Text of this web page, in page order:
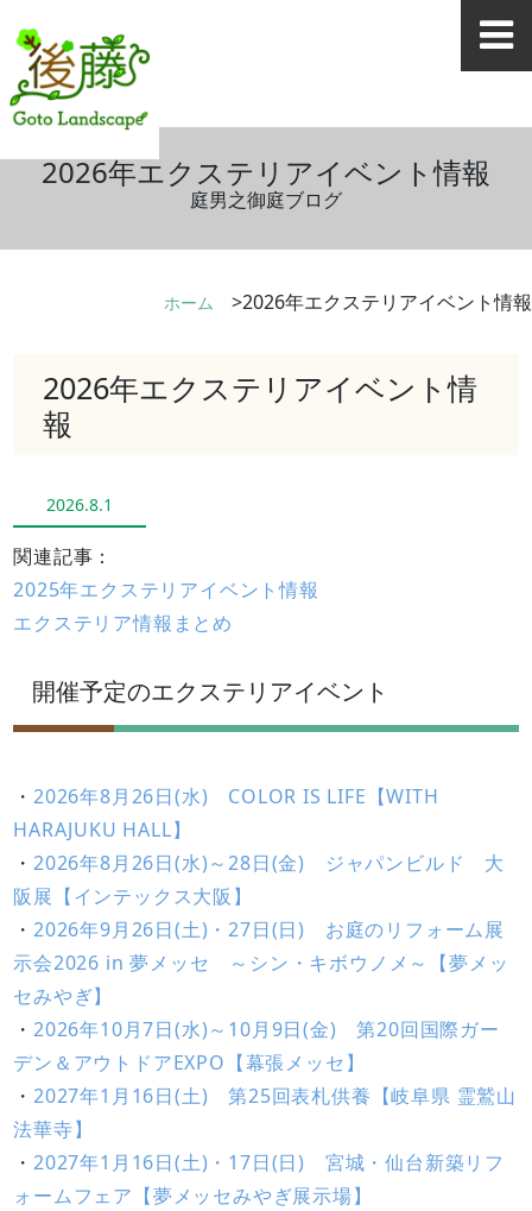
2026年エクステリアイベント情報
庭男之御庭ブログ
ホーム 2026年エクステリアイベント情報
2026年エクステリアイベント情
報
2026.8.1
関連記事：
2025年エクステリアイベント情報
エクステリア情報まとめ
開催予定のエクステリアイベント
・2026年8月26日(水) COLOR IS LIFE【WITH
HARAJUKU HALL】
・2026年8月26日(水)～28日(金) ジャパンビルド 大
阪展【インテックス大阪】
・2026年9月26日(土)・27日(日) お庭のリフォーム展
示会2026 in 夢メッセ ～シン・キボウノメ～【夢メッ
セみやぎ】
・2026年10月7日(水)～10月9日(金) 第20回国際ガー
デン＆アウトドアEXPO【幕張メッセ】
・2027年1月16日(土) 第25回表札供養【岐阜県 霊鷲山
法華寺】
・2027年1月16日(土)・17日(日) 宮城・仙台新築リフ
ォームフェア【夢メッセみやぎ展示場】